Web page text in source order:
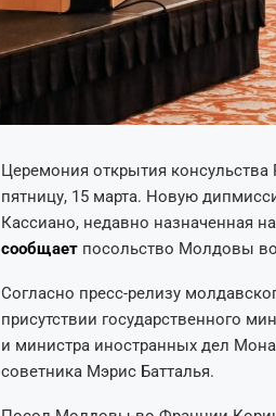
Церемония открытия
пятницу, 15 марта. Новую
Кассиано, недавно назначенная
сообщает посольство Молдовы
Согласно пресс-релизу
присутствии государственного
и министра иностранных дел
советника Мэрис Батталья.